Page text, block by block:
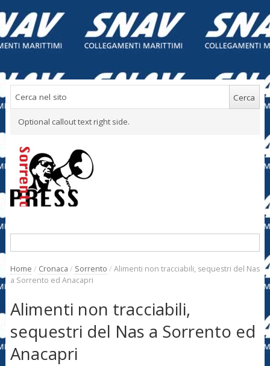
Optional callout text right side.
Home / Cronaca / Sorrento / Alimenti non tracciabili, sequestri del Nas
a Sorrento ed Anacapri
Alimenti non tracciabili,
sequestri del Nas a Sorrento ed
Anacapri